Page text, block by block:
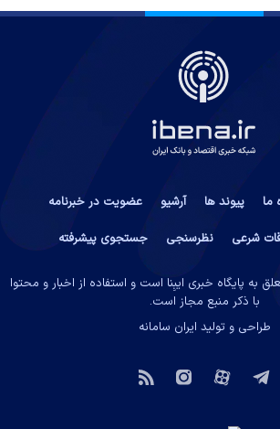
ما پیوند ها آرشیو
عضویت در خبرنامه
شرعی نظرسنجی جستجوی پیشرفته
به پایگاه خبری ایبِنا است و استفاده از اخبار و محتوا
با ذکر منبع مجاز است.
طراحی و تولید ایران سامانه